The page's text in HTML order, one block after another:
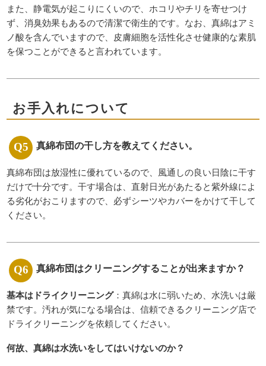
また、静電気が起こりにくいので、ホコリやチリを寄せつけ
ず、消臭効果もあるので清潔で衛生的です。なお、真綿はアミ
ノ酸を含んでいますので、皮膚細胞を活性化させ健康的な素肌
を保つことができると言われています。
お手入れについて
真綿布団の干し方を教えてください。
真綿布団は放湿性に優れているので、風通しの良い日陰に干す
だけで十分です。干す場合は、直射日光があたると紫外線によ
る劣化がおこりますので、必ずシーツやカバーをかけて干して
ください。
真綿布団はクリーニングすることが出来ますか？
基本はドライクリーニング：真綿は水に弱いため、水洗いは厳
禁です。汚れが気になる場合は、信頼できるクリーニング店で
ドライクリーニングを依頼してください。
何故、真綿は水洗いをしてはいけないのか？